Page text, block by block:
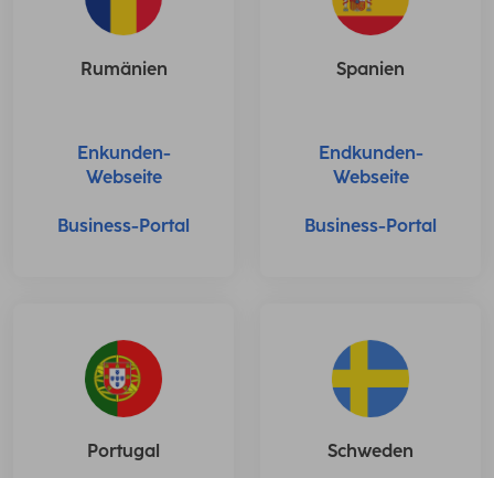
Rumänien
Enkunden-
Webseite
Business-Portal
Spanien
Endkunden-
Webseite
Business-Portal
Portugal Schweden